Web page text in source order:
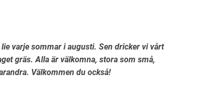
varje sommar i augusti. Sen dricker vi vårt
gräs. Alla är välkomna, stora som små,
Välkommen du också!